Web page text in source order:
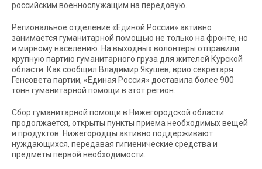
российским военнослужащим на передовую.
Региональное отделение «Единой России» активно
занимается гуманитарной помощью не только на фронте, но
и мирному населению. На выходных волонтеры отправили
крупную партию гуманитарного груза для жителей Курской
области. Как сообщил Владимир Якушев, врио секретаря
Генсовета партии, «Единая Россия» доставила более 900
тонн гуманитарной помощи в этот регион.
Сбор гуманитарной помощи в Нижегородской области
продолжается, открыты пункты приема необходимых вещей
и продуктов. Нижегородцы активно поддерживают
нуждающихся, передавая гигиенические средства и
предметы первой необходимости.